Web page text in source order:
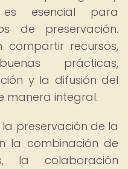
esencial para
de preservación.
compartir recursos,
prácticas,
y la difusión del
manera integral.
preservación de la
la combinación de
la colaboración